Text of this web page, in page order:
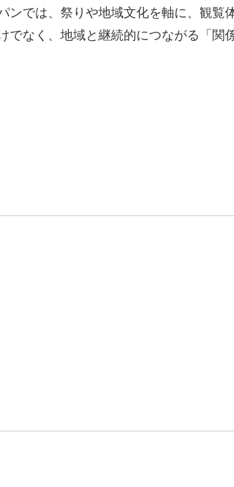
では、祭りや地域文化を軸に、観覧体
でなく、地域と継続的につながる「関